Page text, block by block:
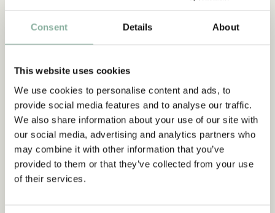
Consent Details About
This website uses cookies
We use cookies to personalise content and ads, to
provide social media features and to analyse our traffic.
We also share information about your use of our site with
our social media, advertising and analytics partners who
may combine it with other information that you’ve
provided to them or that they’ve collected from your use
of their services.